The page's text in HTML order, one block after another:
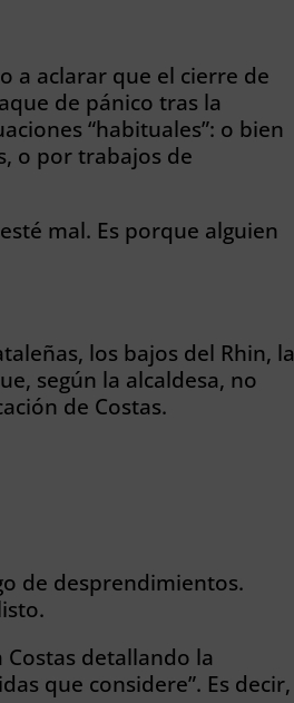
a aclarar que el cierre de
de pánico tras la
“habituales”: o bien
o por trabajos de
mal. Es porque alguien
los bajos del Rhin, la
según la alcaldesa, no
de Costas.
de desprendimientos.
detallando la
que considere”. Es decir,